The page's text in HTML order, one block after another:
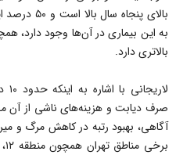
بالای پنجاه
به این بیماری در آن‌ها وجود دارد،
بالاتری دارد.
صرف دیابت و هزینه‌های ناشی از آن
آگاهی، بهبود رتبه در کاهش مرگ و میر